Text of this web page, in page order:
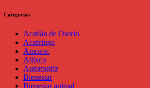
Categorías
Acatlán de Osorio
Acatzingo
Amozoc
Atlixco
Automotriz
Bienestar
Bienestar animal